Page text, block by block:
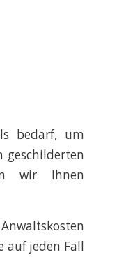
bedarf, um
geschilderten
wir Ihnen
auf jeden Fall